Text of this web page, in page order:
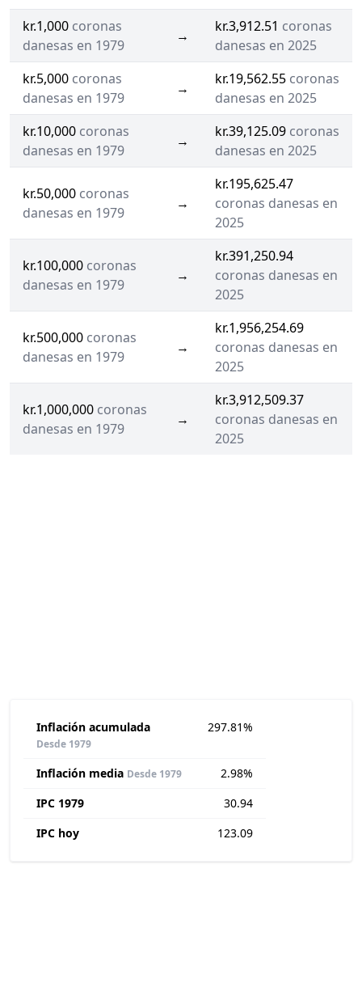
kr.1,000 coronas
danesas en 1979
→
kr.3,912.51 coronas
danesas en 2025
kr.5,000 coronas
danesas en 1979
→
kr.19,562.55 coronas
danesas en 2025
kr.10,000 coronas
danesas en 1979
→
kr.39,125.09 coronas
danesas en 2025
kr.50,000 coronas
danesas en 1979
→
kr.195,625.47
coronas danesas en
2025
kr.100,000 coronas
danesas en 1979
→
kr.391,250.94
coronas danesas en
2025
kr.500,000 coronas
danesas en 1979
→
kr.1,956,254.69
coronas danesas en
2025
kr.1,000,000 coronas
danesas en 1979
→
kr.3,912,509.37
coronas danesas en
2025
Inflación acumulada
Desde 1979
297.81%
Inflación media Desde 1979
2.98%
IPC 1979
30.94
IPC hoy
123.09